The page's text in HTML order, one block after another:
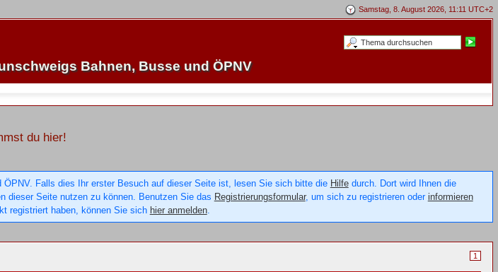
Samstag, 8. August 2026, 11:11 UTC+2
Bahnen, Busse und ÖPNV
du hier!
Falls dies Ihr erster Besuch auf dieser Seite ist, lesen Sie sich bitte die Hilfedurch. Dort wird Ihnen die
dieser Seite nutzen zu können. Benutzen Sie das Registrierungsformular, um sich zu registrieren oder informieren
registriert haben, können Sie sich hier anmelden.
1